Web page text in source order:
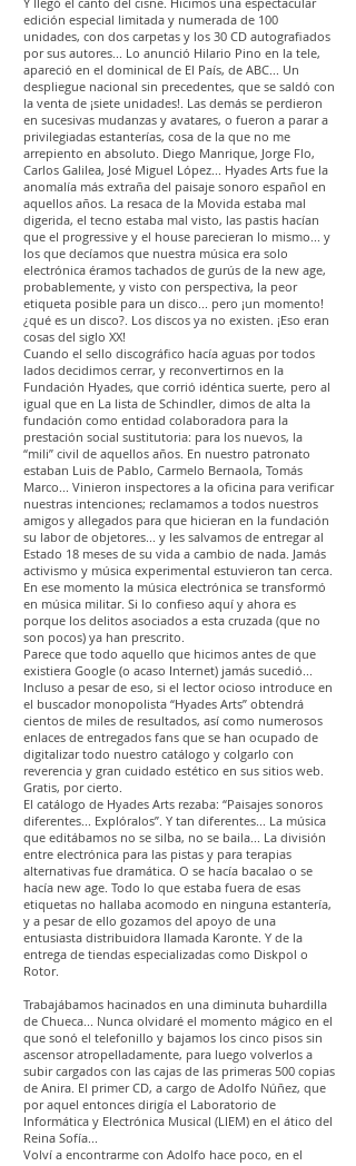
edición especial limitada y numerada de 100
unidades, con dos carpetas y los 30 CD autografiados
por sus autores... Lo anunció Hilario Pino en la tele,
apareció en el dominical de El País, de ABC... Un
despliegue nacional sin precedentes, que se saldó con
la venta de ¡siete unidades!. Las demás se perdieron
en sucesivas mudanzas y avatares, o fueron a parar a
privilegiadas estanterías, cosa de la que no me
arrepiento en absoluto. Diego Manrique, Jorge Flo,
Carlos Galilea, José Miguel López... Hyades Arts fue la
anomalía más extraña del paisaje sonoro español en
aquellos años. La resaca de la Movida estaba mal
digerida, el tecno estaba mal visto, las pastis hacían
que el progressive y el house parecieran lo mismo... y
los que decíamos que nuestra música era solo
electrónica éramos tachados de gurús de la new age,
probablemente, y visto con perspectiva, la peor
etiqueta posible para un disco... pero ¡un momento!
¿qué es un disco?. Los discos ya no existen. ¡Eso eran
cosas del siglo XX!
Cuando el sello discográfico hacía aguas por todos
lados decidimos cerrar, y reconvertirnos en la
Fundación Hyades, que corrió idéntica suerte, pero al
igual que en La lista de Schindler, dimos de alta la
fundación como entidad colaboradora para la
prestación social sustitutoria: para los nuevos, la
“mili” civil de aquellos años. En nuestro patronato
estaban Luis de Pablo, Carmelo Bernaola, Tomás
Marco... Vinieron inspectores a la oficina para verificar
nuestras intenciones; reclamamos a todos nuestros
amigos y allegados para que hicieran en la fundación
su labor de objetores... y les salvamos de entregar al
Estado 18 meses de su vida a cambio de nada. Jamás
activismo y música experimental estuvieron tan cerca.
En ese momento la música electrónica se transformó
en música militar. Si lo confieso aquí y ahora es
porque los delitos asociados a esta cruzada (que no
son pocos) ya han prescrito.
Parece que todo aquello que hicimos antes de que
existiera Google (o acaso Internet) jamás sucedió...
Incluso a pesar de eso, si el lector ocioso introduce en
el buscador monopolista “Hyades Arts” obtendrá
cientos de miles de resultados, así como numerosos
enlaces de entregados fans que se han ocupado de
digitalizar todo nuestro catálogo y colgarlo con
reverencia y gran cuidado estético en sus sitios web.
Gratis, por cierto.
El catálogo de Hyades Arts rezaba: “Paisajes sonoros
diferentes... Explóralos”. Y tan diferentes... La música
que editábamos no se silba, no se baila... La división
entre electrónica para las pistas y para terapias
alternativas fue dramática. O se hacía bacalao o se
hacía new age. Todo lo que estaba fuera de esas
etiquetas no hallaba acomodo en ninguna estantería,
y a pesar de ello gozamos del apoyo de una
entusiasta distribuidora llamada Karonte. Y de la
entrega de tiendas especializadas como Diskpol o
Rotor.
Trabajábamos hacinados en una diminuta buhardilla
de Chueca... Nunca olvidaré el momento mágico en el
que sonó el telefonillo y bajamos los cinco pisos sin
ascensor atropelladamente, para luego volverlos a
subir cargados con las cajas de las primeras 500 copias
de Anira. El primer CD, a cargo de Adolfo Núñez, que
por aquel entonces dirigía el Laboratorio de
Informática y Electrónica Musical (LIEM) en el ático del
Reina Sofía...
Volví a encontrarme con Adolfo hace poco, en el